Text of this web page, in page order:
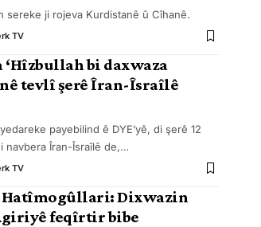
sereke ji rojeva Kurdistanê û Cîhanê.
TV
‘Hîzbullah bi daxwaza
tevlî şerê Îran-Îsraîlê
payebilind ê DYE’yê, di şerê 12
navbera Îran-Îsraîlê de,…
TV
Hatîmogûllari: Dixwazin
feqîrtir bibe